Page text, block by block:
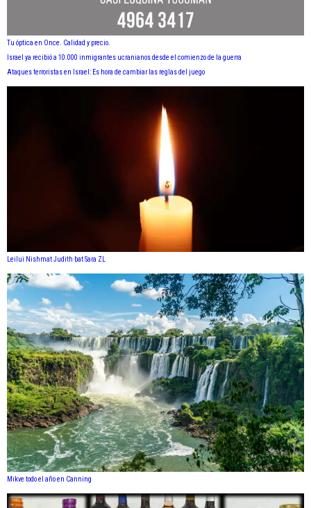
Tu óptica en Once. Calidad y precio.
Israel ya recibió a 10.000 inmigrantes ucranianos desde el comienzo de la guerra
Ataques terroristas en Israel: Es hora de cambiar las reglas del juego
Leilui Nishmat Judith bat Sara ZL
Mikve todo el año en Canning